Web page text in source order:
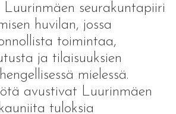
Luurinmäen seurakuntapiiri
huvilan, jossa
toimintaa,
ja tilaisuuksien
mielessä.
avustivat Luurinmäen
tuloksia